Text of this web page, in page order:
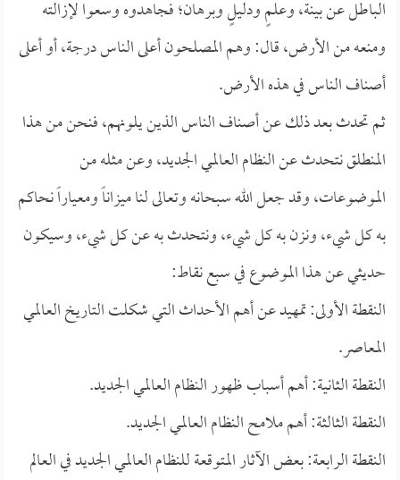
الباطل عن بينة، وعلمٍ ودليلٍ وبرهان؛ فجاهدوه وسعوا لإزالته
ومنعه من الأرض، قال: وهم المصلحون أعلى الناس درجة، أو أعلى
أصناف الناس في هذه الأرض.
ثم تحدث بعد ذلك عن أصناف الناس الذين يلونهم، فنحن من هذا
المنطلق نتحدث عن النظام العالمي الجديد، وعن مثله من
الموضوعات، وقد جعل الله سبحانه وتعالى لنا ميزاناً ومعياراً نحاكم
به كل شيء، ونزن به كل شيء، ونتحدث به عن كل شيء، وسيكون
حديثي عن هذا الموضوع في سبع نقاط:
النقطة الأولى: تمهيد عن أهم الأحداث التي شكلت التاريخ العالمي
المعاصر.
النقطة الثانية: أهم أسباب ظهور النظام العالمي الجديد.
النقطة الثالثة: أهم ملامح النظام العالمي الجديد.
النقطة الرابعة: بعض الآثار المتوقعة للنظام العالمي الجديد في العالم